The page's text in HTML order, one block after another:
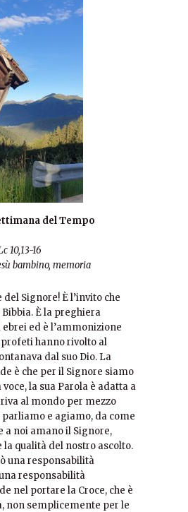
del Tempo
10,13-16
bambino, memoria
del Signore! È l’invito che
È la preghiera
ed è l’ammonizione
hanno rivolto al
dal suo Dio. La
è che per il Signore siamo
la sua Parola è adatta a
al mondo per mezzo
parliamo e agiamo, da come
a noi amano il Signore,
la qualità del nostro ascolto.
una responsabilità
responsabilità
nel portare la Croce, che è
non semplicemente per le